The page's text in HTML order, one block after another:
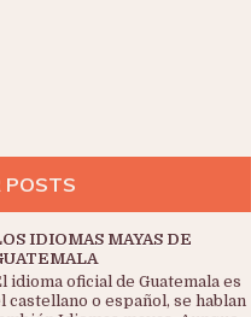
POSTS
IDIOMAS MAYAS DE
idioma oficial de Guatemala es
castellano o español, se hablan